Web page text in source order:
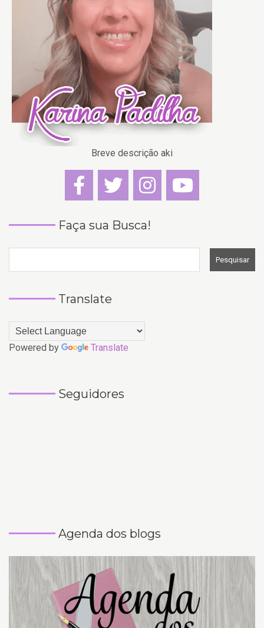
Breve descrição aki
Faça sua Busca!
Translate
Powered by Translate
Seguidores
Agenda dos blogs